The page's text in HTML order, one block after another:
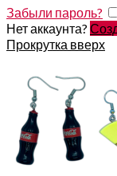
Забыли пароль?
Нет аккаунта?
Прокрутка вверх